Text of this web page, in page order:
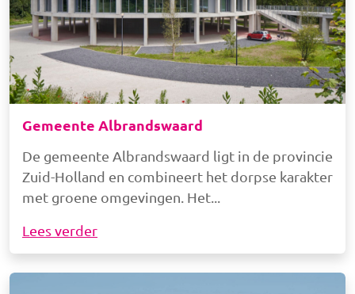
Gemeente Albrandswaard
De gemeente Albrandswaard ligt in de provincie
Zuid-Holland en combineert het dorpse karakter
met groene omgevingen. Het
Lees verder
Afbeelding